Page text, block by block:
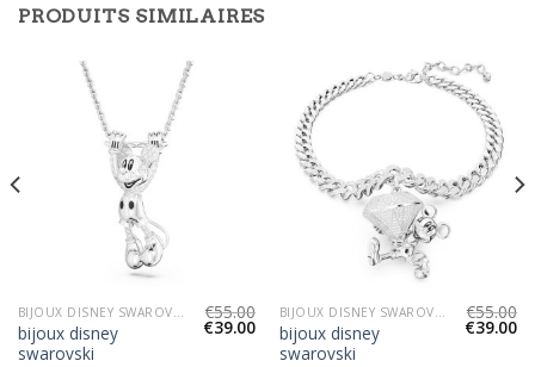
PRODUITS SIMILAIRES
BIJOUX DISNEY SWAROVSKI
bijoux disney
swarovski
€55.00
€39.00
BIJOUX DISNEY SWAROVSKI
bijoux disney
swarovski
€55.00
€39.00